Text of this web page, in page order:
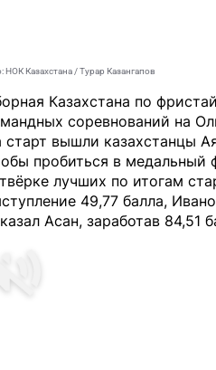
НОК Казахстана / Турар Казангапов
Казахстана по
соревнований на
старт вышли казахстанцы
пробиться в медальный
лучших по итогам
49,77 балла,
Асан, заработав 84,51